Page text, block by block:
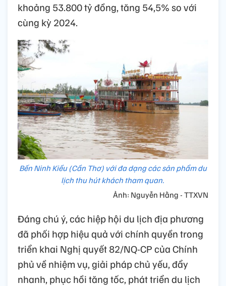
khoảng 53.800 tỷ đồng, tăng 54,5% so với
cùng kỳ 2024.
Bến Ninh Kiều (Cần Thơ) với đa dạng các sản phẩm du
lịch thu hút khách tham quan.
Ảnh: Nguyễn Hằng - TTXVN
Đáng chú ý, các hiệp hội du lịch địa phương
đã phối hợp hiệu quả với chính quyền trong
triển khai Nghị quyết 82/NQ-CP của Chính
phủ về nhiệm vụ, giải pháp chủ yếu, đẩy
nhanh, phục hồi tăng tốc, phát triển du lịch